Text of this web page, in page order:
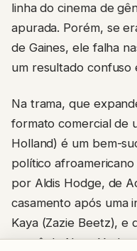
linha do cinema de
apurada. Porém, se
de Gaines, ele falha
um resultado confuso
Na trama, que
formato comercial de
Holland) é um bem-
político
por Aldis Hodge, de
casamento após uma
Kaya (Zazie Beetz), e
metrô de Nova York